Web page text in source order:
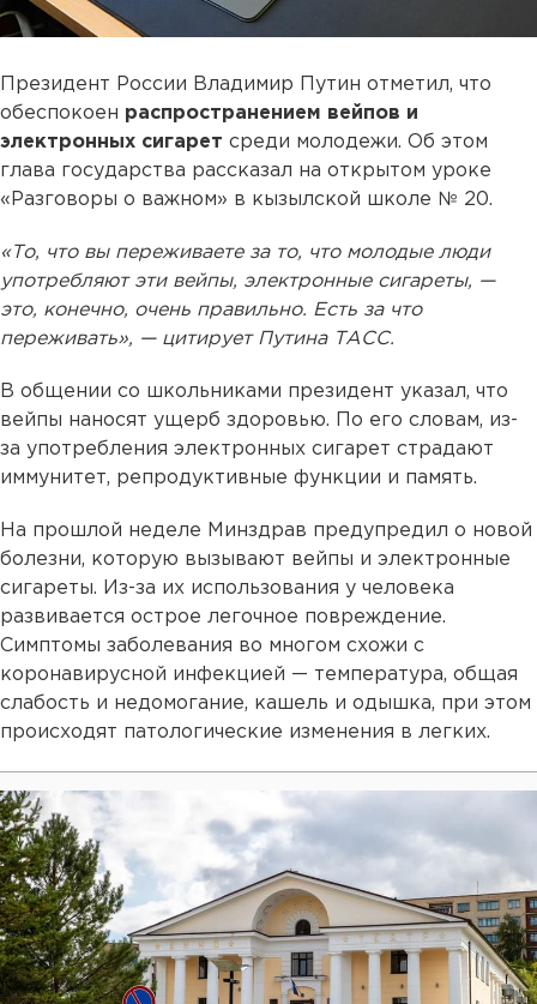
Президент России Владимир Путин отметил, что
обеспокоен распространением вейпов и
электронных сигарет среди молодежи. Об этом
глава государства рассказал на открытом уроке
«Разговоры о важном» в кызылской школе № 20.
«То, что вы переживаете за то, что молодые люди
употребляют эти вейпы, электронные сигареты, —
это, конечно, очень правильно. Есть за что
переживать», — цитирует Путина ТАСС.
В общении со школьниками президент указал, что
вейпы наносят ущерб здоровью. По его словам, из-
за употребления электронных сигарет страдают
иммунитет, репродуктивные функции и память.
На прошлой неделе Минздрав предупредил о новой
болезни, которую вызывают вейпы и электронные
сигареты. Из-за их использования у человека
развивается острое легочное повреждение.
Симптомы заболевания во многом схожи с
коронавирусной инфекцией — температура, общая
слабость и недомогание, кашель и одышка, при этом
происходят патологические изменения в легких.